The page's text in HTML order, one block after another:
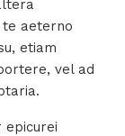
te aeterno
etiam
vel ad
epicurei